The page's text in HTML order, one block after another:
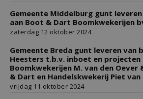
Gemeente Middelburg gunt
aan Boot & Dart Boomkwekerijen
zaterdag 12 oktober 2024
Gemeente Breda gunt leveren van
Heesters t.b.v. inboet en projecten
Boomkwekerijen M. van den Oever
& Dart en Handelskwekerij Piet
vrijdag 11 oktober 2024